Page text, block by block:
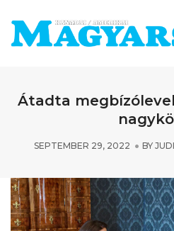
Átadta
SEPTEMBER 29, 2022 BY